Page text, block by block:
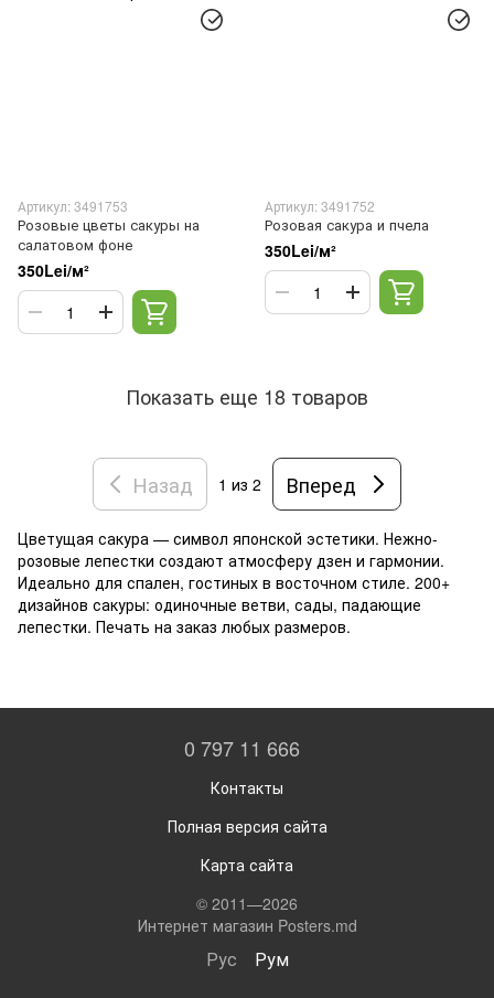
Артикул: 3491753
Розовые цветы сакуры на
салатовом фоне
350Lei/м²
Артикул: 3491752
Розовая сакура и пчела
350Lei/м²
Показать еще 18 товаров
Назад 1 из 2 Вперед
Цветущая сакура — символ японской эстетики. Нежно-
розовые лепестки создают атмосферу дзен и гармонии.
Идеально для спален, гостиных в восточном стиле. 200+
дизайнов сакуры: одиночные ветви, сады, падающие
лепестки. Печать на заказ любых размеров.
0 797 11 666
Контакты
Полная версия сайта
Карта сайта
© 2011—2026
Интернет магазин Posters.md
Рус Рум